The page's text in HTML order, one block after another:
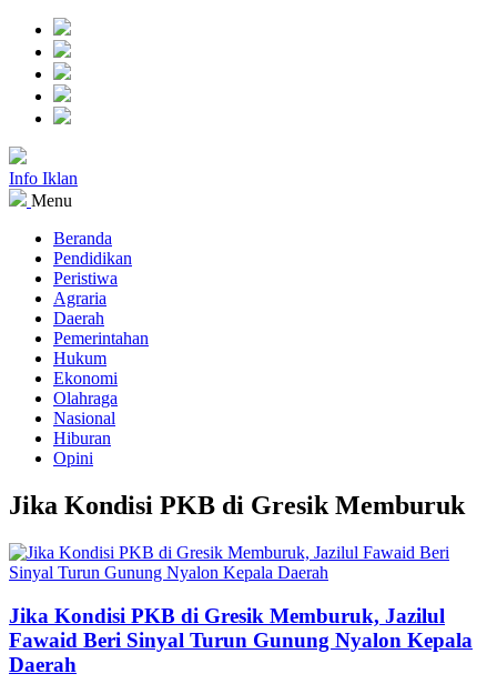
Info Iklan
Menu
Beranda
Pendidikan
Peristiwa
Agraria
Daerah
Pemerintahan
Hukum
Ekonomi
Olahraga
Nasional
Hiburan
Opini
Jika Kondisi PKB di Gresik Memburuk
Jika Kondisi PKB di Gresik Memburuk, Jazilul
Fawaid Beri Sinyal Turun Gunung Nyalon Kepala
Daerah